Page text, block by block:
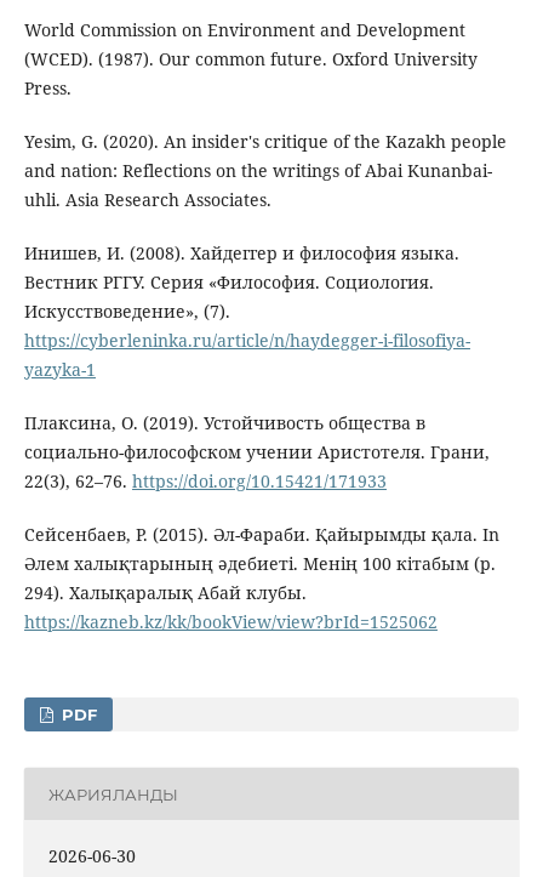
World Commission on Environment and Development
(WCED). (1987). Our common future. Oxford University
Press.
Yesim, G. (2020). An insider's critique of the Kazakh people
and nation: Reflections on the writings of Abai Kunanbai-
uhli. Asia Research Associates.
Инишев, И. (2008). Хайдеггер и философия языка.
Вестник РГГУ. Серия «Философия. Социология.
Искусствоведение», (7).
https://cyberleninka.ru/article/n/haydegger-i-filosofiya-
yazyka-1
Плаксина, O. (2019). Устойчивость общества в
социально-философском учении Аристотеля. Грани,
22(3), 62–76. https://doi.org/10.15421/171933
Сейсенбаев, Р. (2015). Әл-Фараби. Қайырымды қала. In
Әлем халықтарының әдебиеті. Менің 100 кітабым (p.
294). Халықаралық Абай клубы.
https://kazneb.kz/kk/bookView/view?brId=1525062
PDF
ЖАРИЯЛАНДЫ
2026-06-30